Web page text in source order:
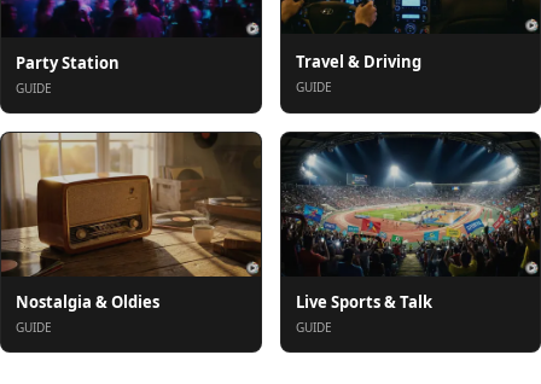
Party Station
GUIDE
Travel & Driving
GUIDE
Nostalgia & Oldies
GUIDE
Live Sports & Talk
GUIDE